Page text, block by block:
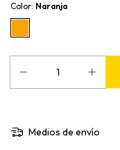
Color: Naranja
Medios de envío